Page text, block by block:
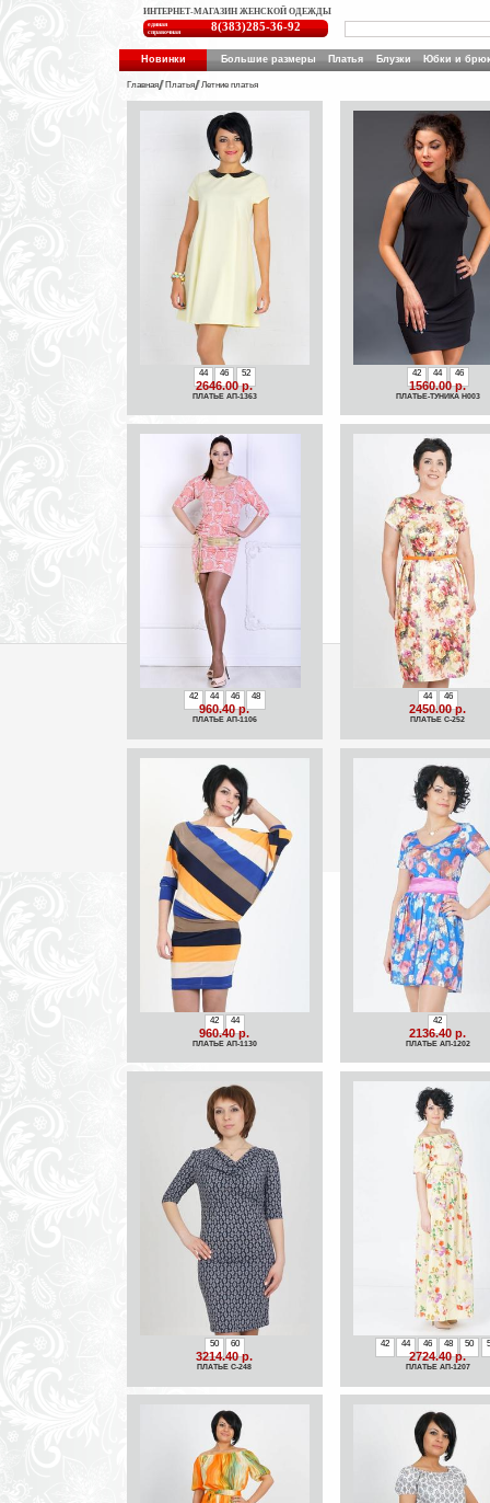
ИНТЕРНЕТ-МАГАЗИН ЖЕНСКОЙ ОДЕЖДЫ
единая
справочная
8(383)285-36-92
Новинки Большие размеры Платья Блузки Юбки и
Главная Платья Летние платья
44 46 52
2646.00 р.
ПЛАТЬЕ АП-1363
42 44 46
1560.00 р.
ПЛАТЬЕ-ТУНИКА Н003
42 44 46 48
960.40 р.
ПЛАТЬЕ АП-1106
44 46
2450.00 р.
ПЛАТЬЕ С-252
42 44
960.40 р.
ПЛАТЬЕ АП-1130
42
2136.40 р.
ПЛАТЬЕ АП-1202
50 60
3214.40 р.
ПЛАТЬЕ С-248
42 44 46 48 50
2724.40 р.
ПЛАТЬЕ АП-1207